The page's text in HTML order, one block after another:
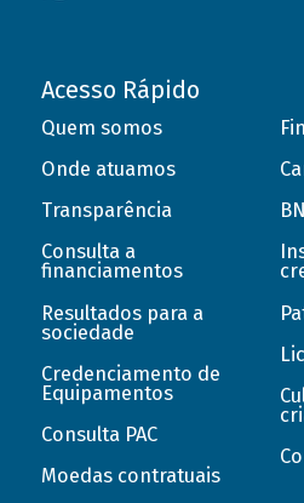
Acesso Rápido
Quem somos
Onde atuamos
Transparência
Consulta a
financiamentos
Resultados para a
sociedade
Credenciamento de
Equipamentos
Consulta PAC
Moedas contratuais